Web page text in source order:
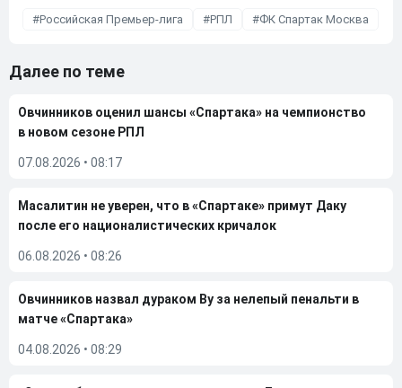
Российская Премьер-лига РПЛ ФК Спартак Москва
Далее по теме
Овчинников оценил шансы «Спартака» на чемпионство
в новом сезоне РПЛ
07.08.2026 • 08:17
Масалитин не уверен, что в «Спартаке» примут Даку
после его националистических кричалок
06.08.2026 • 08:26
Овчинников назвал дураком Ву за нелепый пенальти в
матче «Спартака»
04.08.2026 • 08:29